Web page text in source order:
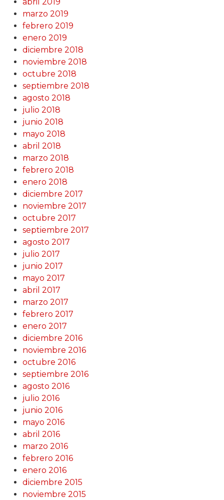
marzo 2019
febrero 2019
enero 2019
diciembre 2018
noviembre 2018
octubre 2018
septiembre 2018
agosto 2018
julio 2018
junio 2018
mayo 2018
abril 2018
marzo 2018
febrero 2018
enero 2018
diciembre 2017
noviembre 2017
octubre 2017
septiembre 2017
agosto 2017
julio 2017
junio 2017
mayo 2017
abril 2017
marzo 2017
febrero 2017
enero 2017
diciembre 2016
noviembre 2016
octubre 2016
septiembre 2016
agosto 2016
julio 2016
junio 2016
mayo 2016
abril 2016
marzo 2016
febrero 2016
enero 2016
diciembre 2015
noviembre 2015